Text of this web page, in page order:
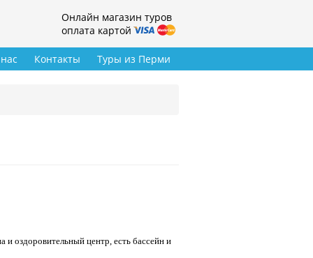
Онлайн магазин туров
оплата картой
Туры из Перми
Контакты
и оздоровительный центр, есть бассейн и